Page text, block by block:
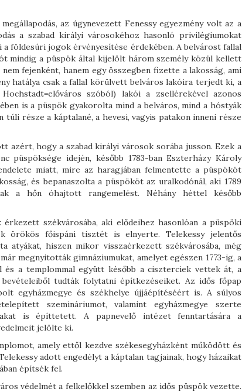
az úgynevezett Fenessy egyezmény volt az a
a szabad királyi városokéhoz hasonló privilégiumokat
földesúri jogok érvényesítése érdekében. A belvárost fallal
mindig a püspök által kijelölt három személy közül kellett
fejenként, hanem egy összegben fizette a lakosság, ami
hatálya csak a fallal körülvett belváros lakóira terjedt ki, a
szóból) lakói a zsellérekével azonos
is a püspök gyakorolta mind a belváros, mind a hóstyák
része a káptalané, a hevesi, vagyis patakon inneni része
azért, hogy a szabad királyi városok sorába jusson. Ezek a
püspöksége idején, később 1783-ban Eszterházy Károly
miatt, mire az haragjában felmentette a püspököt
és bepanaszolta a püspököt az uralkodónál, aki 1789
a hőn óhajtott rangemelést. Néhány héttel később
székvárosába, aki elődeihez hasonlóan a püspöki
örökös főispáni tisztét is elnyerte. Telekessy jelentős
atyákat, hiszen mikor visszaérkezett székvárosába, még
megnyitották gimnáziumukat, amelyet egészen 1773-ig, a
a templommal együtt később a ciszterciek vettek át, a
tudták folytatni építkezéseiket. Az idős főpap
egyházmegye és székhelye újjáépítéséért is. A súlyos
szemináriumot, valamint egyházmegye szerte
is építtetett. A papnevelő intézet fenntartására a
jelölte ki.
amely ettől kezdve székesegyházként működött és
adott engedélyt a káptalan tagjainak, hogy házaikat
építsék fel.
védelmét a felkelőkkel szemben az idős püspök vezette.